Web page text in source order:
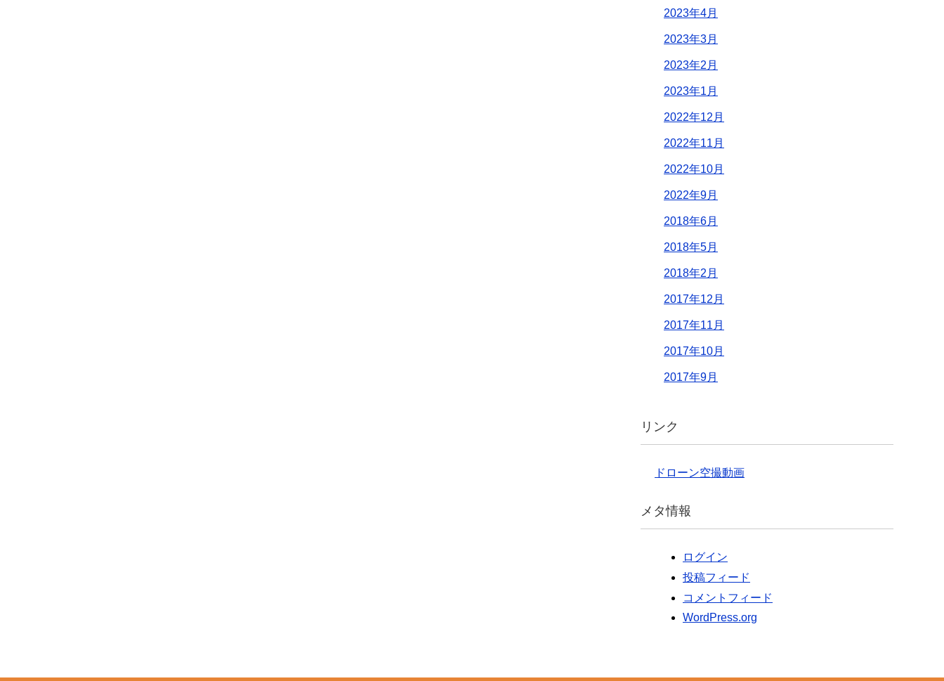
2023年4月
2023年3月
2023年2月
2023年1月
2022年12月
2022年11月
2022年10月
2022年9月
2018年6月
2018年5月
2018年2月
2017年12月
2017年11月
2017年10月
2017年9月
リンク
ドローン空撮動画
メタ情報
ログイン
投稿フィード
コメントフィード
WordPress.org